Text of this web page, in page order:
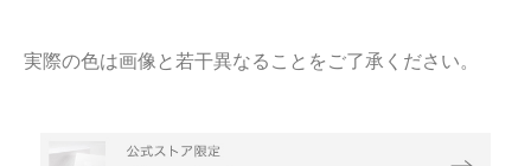
実際の色は画像と若干異なることをご了承ください。